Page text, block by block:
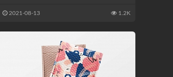
2021-08-13 1.2K